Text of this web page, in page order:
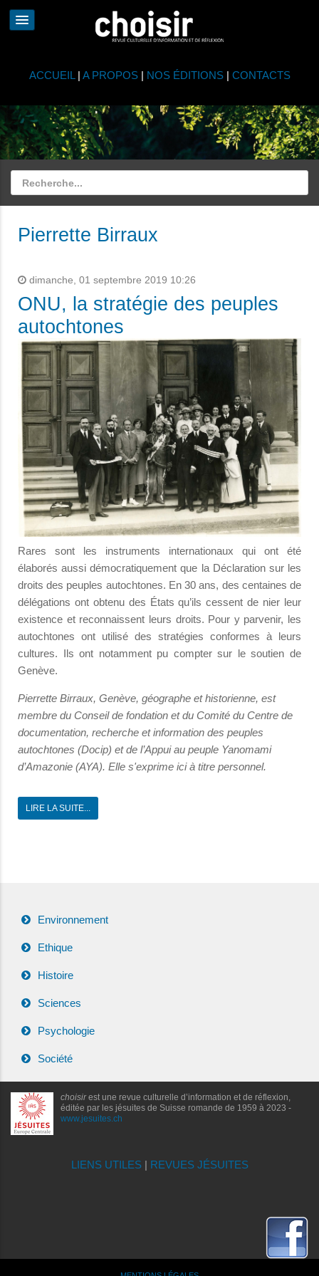
ACCUEIL | A PROPOS| NOS ÉDITIONS| CONTACTS
Pierrette Birraux
dimanche, 01 septembre 2019 10:26
ONU, la stratégie des peuples
autochtones
Rares sont les instruments internationaux qui ont été
élaborés aussi démocratiquement que la Déclaration sur les
droits des peuples autochtones. En 30 ans, des centaines de
délégations ont obtenu des États qu’ils cessent de nier leur
existence et reconnaissent leurs droits. Pour y parvenir, les
autochtones ont utilisé des stratégies conformes à leurs
cultures. Ils ont notamment pu compter sur le soutien de
Genève.
Pierrette Birraux, Genève, géographe et historienne, est
membre du Conseil de fondation et du Comité du Centre de
documentation, recherche et information des peuples
autochtones (Docip) et de l’Appui au peuple Yanomami
d’Amazonie (AYA). Elle s'exprime ici à titre personnel.
LIRE LA SUITE...
Environnement
Ethique
Histoire
Sciences
Psychologie
Société
choisirest une revue culturelle d’information et de réflexion,
éditée par les jésuites de Suisse romande de 1959 à 2023 -
www.jesuites.ch
LIENS UTILES| REVUES JÉSUITES